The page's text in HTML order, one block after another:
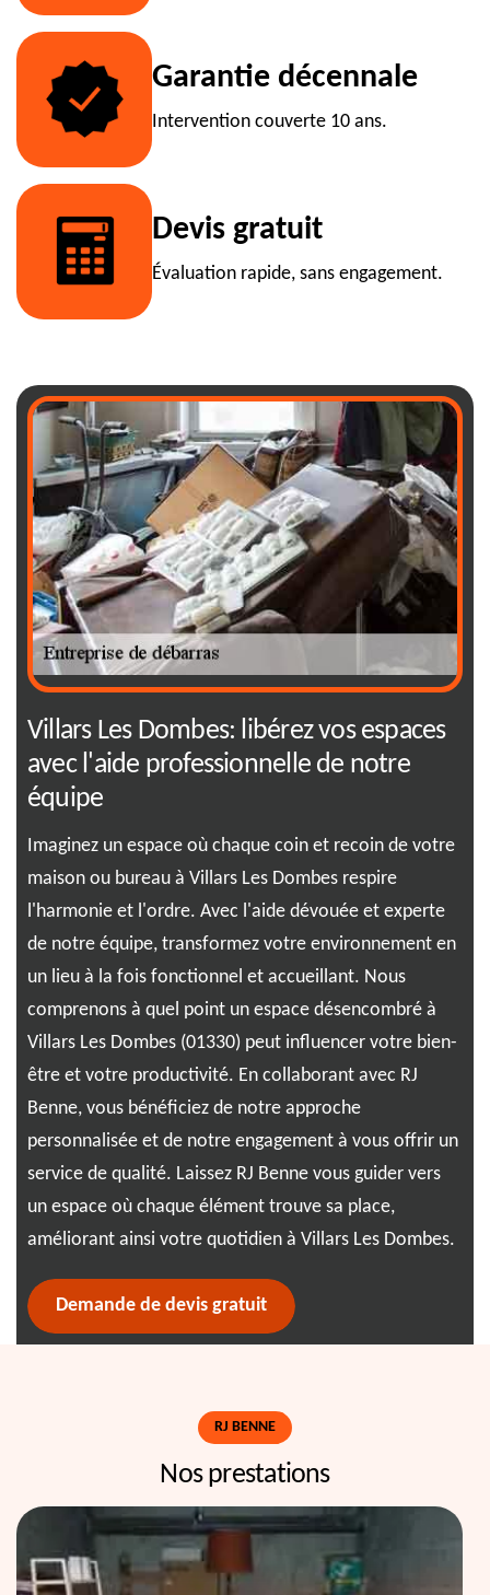
Garantie décennale
Intervention couverte 10 ans.
Devis gratuit
Évaluation rapide, sans engagement.
Villars Les Dombes: libérez vos espaces
avec l'aide professionnelle de notre
équipe
Imaginez un espace où chaque coin et recoin de votre
maison ou bureau à Villars Les Dombes respire
l'harmonie et l'ordre. Avec l'aide dévouée et experte
de notre équipe, transformez votre environnement en
un lieu à la fois fonctionnel et accueillant. Nous
comprenons à quel point un espace désencombré à
Villars Les Dombes (01330) peut influencer votre bien-
être et votre productivité. En collaborant avec RJ
Benne, vous bénéficiez de notre approche
personnalisée et de notre engagement à vous offrir un
service de qualité. Laissez RJ Benne vous guider vers
un espace où chaque élément trouve sa place,
améliorant ainsi votre quotidien à Villars Les Dombes.
Demande de devis gratuit
RJ BENNE
Nos prestations